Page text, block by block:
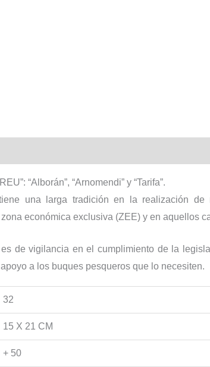
“Alborán”, “Arnomendi” y “Tarifa”.
una larga tradición en la realización
económica exclusiva (ZEE) y en aquellos
de vigilancia en el cumplimiento de la
a los buques pesqueros que lo necesiten.
32
15 X 21 CM
+ 50